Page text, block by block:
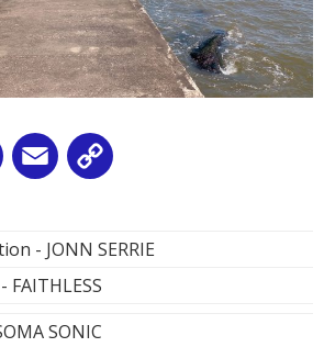
WhatsApp
Email
- JONN SERRIE
FAITHLESS
SONIC